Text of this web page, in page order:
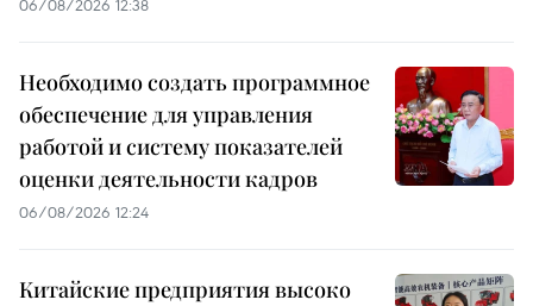
06/08/2026 12:38
Необходимо создать программное
обеспечение для управления
работой и систему показателей
оценки деятельности кадров
06/08/2026 12:24
Китайские предприятия высоко